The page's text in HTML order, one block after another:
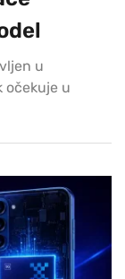
u
očekuje u